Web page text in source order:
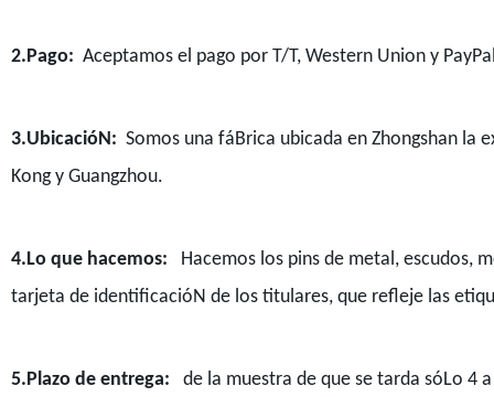
2.Pago: Aceptamos el pago por T/T, Western Union y
3.UbicacióN: Somos una fáBrica ubicada en Zhongshan la
Kong y Guangzhou.
4.Lo que hacemos:
Hacemos los pins de metal, escudos,
tarjeta de identificacióN de los titulares, que refleje las
5.Plazo de entrega:
de la muestra de que se tarda sóLo 4